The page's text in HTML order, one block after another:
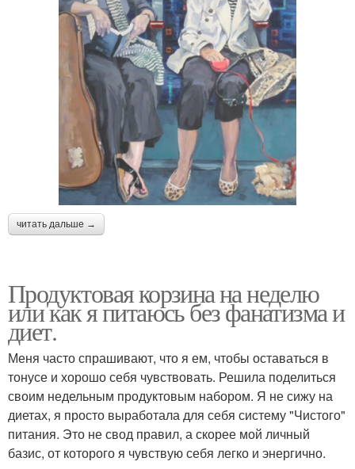
читать дальше →
Продуктовая корзина на неделю
или как я питаюсь без фанатизма и
диет.
Меня часто спрашивают, что я ем, чтобы оставаться в
тонусе и хорошо себя чувствовать. Решила поделиться
своим недельным продуктовым набором. Я не сижу на
диетах, я просто выработала для себя систему "Чистого"
питания. Это не свод правил, а скорее мой личный
базис, от которого я чувствую себя легко и энергично.